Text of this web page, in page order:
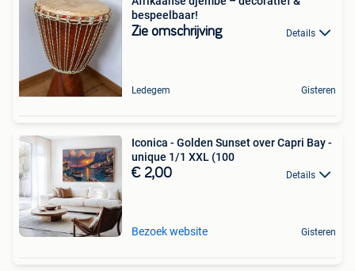
bespeelbaar!
Zie omschrijving Details
Ledegem Gisteren
Iconica - Golden Sunset over Capri Bay -
unique 1/1 XXL (100
€ 2,00 Details
Bezoek website Gisteren